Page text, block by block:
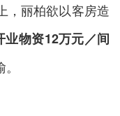
，丽柏欲以客房造
业物资12万元／间